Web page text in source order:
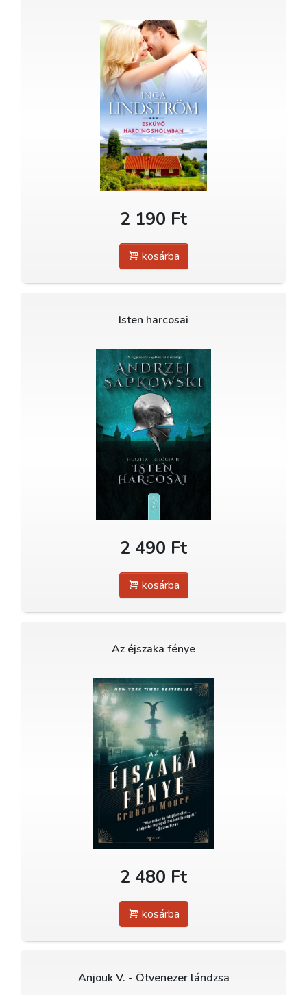
2 190 Ft
kosárba
Isten harcosai
2 490 Ft
kosárba
Az éjszaka fénye
2 480 Ft
kosárba
Anjouk V. - Ötvenezer lándzsa